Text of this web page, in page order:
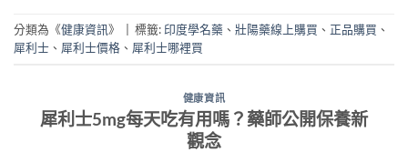
分類為《健康資訊》 標籤:印度學名藥 、 壯陽藥線上購買 、 正品購買 、
犀利士 、 犀利士價格 、 犀利士哪裡買
健康資訊
犀利士5mg每天吃有用嗎？藥師公開保養新
觀念